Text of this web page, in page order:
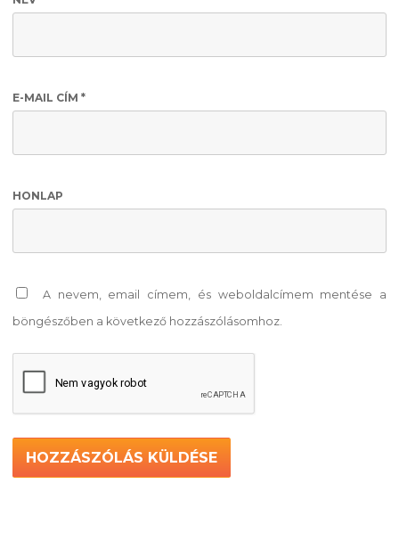
E-MAIL CÍM *
HONLAP
A nevem, email címem, és weboldalcímem mentése a
böngészőben a következő hozzászólásomhoz.